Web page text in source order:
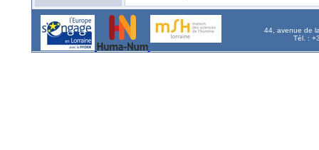
44, avenue de
Tél. :